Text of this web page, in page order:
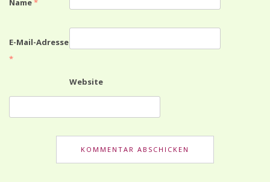
Name*
E-Mail-Adresse
*
Website